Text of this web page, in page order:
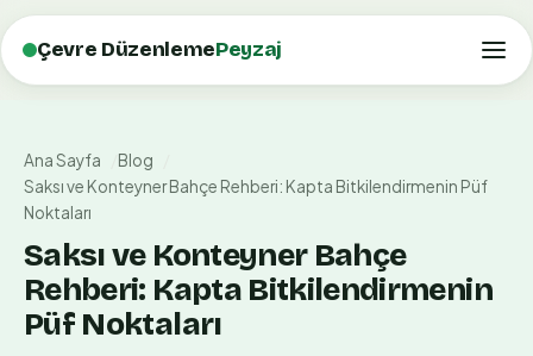
Çevre DüzenlemePeyzaj
Ana Sayfa
Blog
Saksı ve Konteyner Bahçe Rehberi: Kapta Bitkilendirmenin Püf
Noktaları
Saksı ve Konteyner Bahçe
Rehberi: Kapta Bitkilendirmenin
Püf Noktaları